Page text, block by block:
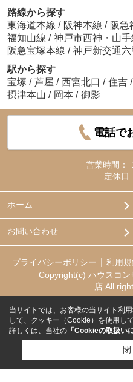
路線から探す
東海道本線 / 阪神本線 / 阪急
福知山線 / 神戸市西神・山手
阪急宝塚本線 / 神戸新交通
駅から探す
宝塚 / 芦屋 / 西宮北口 / 住吉 /
摂津本山 / 岡本 / 御影
電話で
営業時間：
定休日
ホーム
お問い合わせ
プライバシーポリシー 利用規
Copyright(c) ハウスコ
店 All
当サイトでは、お客様の当サイト利
して、クッキー（Cookie）を使用して
詳しくは、当社の 「Cookieの取扱い